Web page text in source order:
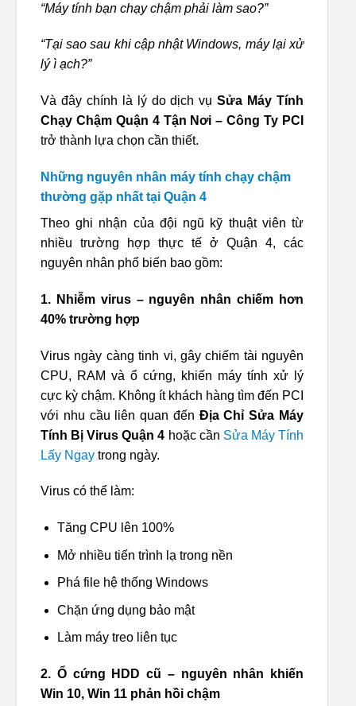
“Máy tính bạn chạy chậm phải làm sao?”
“Tại sao sau khi cập nhật Windows, máy lại xử
lý ì ạch?”
Và đây chính là lý do dịch vụSửa Máy Tính
Chạy Chậm Quận 4 Tận Nơi – Công Ty PCI
trở thành lựa chọn cần thiết.
Những nguyên nhân máy tính chạy chậm
thường gặp nhất tại Quận 4
Theo ghi nhận của đội ngũ kỹ thuật viên từ
nhiều trường hợp thực tế ở Quận 4, các
nguyên nhân phổ biến bao gồm:
1. Nhiễm virus – nguyên nhân chiếm hơn
40% trường hợp
Virus ngày càng tinh vi, gây chiếm tài nguyên
CPU, RAM và ổ cứng, khiến máy tính xử lý
cực kỳ chậm. Không ít khách hàng tìm đến PCI
với nhu cầu liên quan đến Địa Chỉ Sửa Máy
Tính Bị Virus Quận 4 hoặc cần Sửa Máy Tính
Lấy Ngay trong ngày.
Virus có thể làm:
Tăng CPU lên 100%
Mở nhiều tiến trình lạ trong nền
Phá file hệ thống Windows
Chặn ứng dụng bảo mật
Làm máy treo liên tục
2. Ổ cứng HDD cũ – nguyên nhân khiến
Win 10, Win 11 phản hồi chậm